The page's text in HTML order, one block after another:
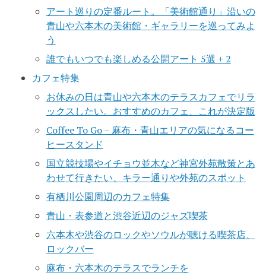
アート巡りの定番ルート。「美術館通り」沿いの
青山や六本木の美術館・ギャラリーを巡ってみよ
う
誰でもいつでも楽しめる公開アート 5選 + 2
カフェ特集
お休みの日は青山や六本木のテラスカフェでリラ
ックスしたい。おすすめのカフェ、これが決定版
Coffee To Go – 麻布・青山エリアの気になるコー
ヒースタンド
国立競技場やイチョウ並木など神宮外苑散策とあ
わせて行きたい、キラー通りや外苑のスポット
有栖川公園周辺のカフェ特集
青山・表参道と渋谷近辺のジャズ喫茶
六本木や渋谷のロックやソウルが聴ける喫茶店、
ロックバー
麻布・六本木のテラスでランチを